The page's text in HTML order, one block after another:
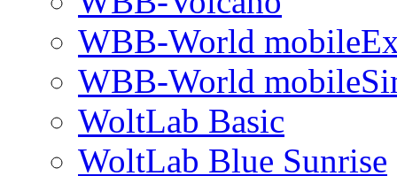
WBB-World
WBB-World
WoltLab Basic
WoltLab Blue Sunrise